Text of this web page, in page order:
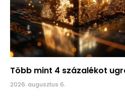
Több mint 4 százalékot
2026. augusztus 6.